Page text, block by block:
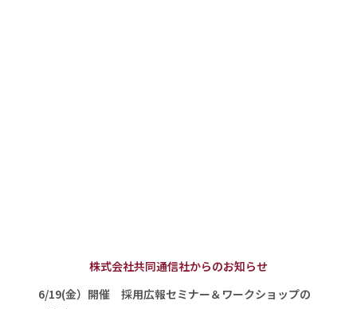
株式会社共同通信社からのお知らせ
6/19(金）開催 採用広報セミナー＆ワークショップの